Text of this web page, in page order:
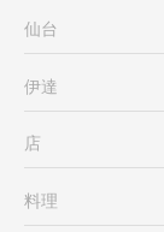
仙台
伊達
店
料理